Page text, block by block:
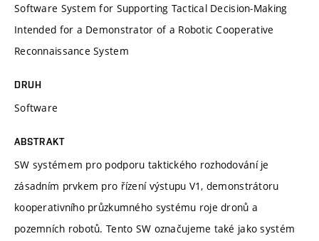
Software System for Supporting Tactical Decision‑Making
Intended for a Demonstrator of a Robotic Cooperative
Reconnaissance System
DRUH
Software
ABSTRAKT
SW systémem pro podporu taktického rozhodování je
zásadním prvkem pro řízení výstupu V1, demonstrátoru
kooperativního průzkumného systému roje dronů a
pozemních robotů. Tento SW označujeme také jako systém